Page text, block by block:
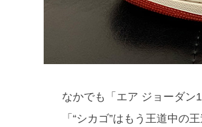
なかでも「エア ジョーダン
「“シカゴ”はもう王道中